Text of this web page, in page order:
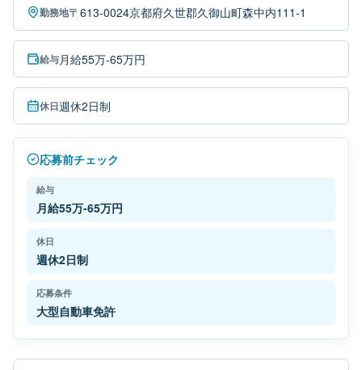
勤務地〒613-0024京都府久世郡久御山町森中内111-1
給与月給55万-65万円
休日週休2日制
応募前チェック
給与
月給55万-65万円
休日
週休2日制
応募条件
大型自動車免許